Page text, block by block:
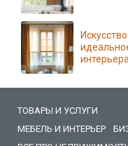
интерьера
ТОВАРЫ И УСЛУГИ
МЕБЕЛЬ И ИНТЕРЬЕР